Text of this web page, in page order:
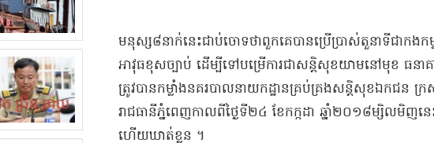
មនុស្ស​៨​នាក់​នេះ​ជាប់​ចោទថា​ពួកគេ​បាន​ប្រើប្រាស់​តួនាទី​ជា​កង
អាវុធ​ខុសច្បាប់ ដើម្បី​ទៅ​បម្រើការ​ជា​សន្តិសុខ​យាម​នៅមុខ ធន
ត្រូវបាន​កម្លាំង​នគរបាល​នាយកដ្ឋាន​គ្រប់គ្រង​សន្តិសុខ​ឯកជន
រាជធានី​ភ្នំពេញ​កាលពី​ថ្ងៃទី​២៤ ខែកក្កដា ឆ្នាំ​២០១៨​ម្សិលមិញ​ន
ហើយ​ឃាត់ខ្លួន ។​